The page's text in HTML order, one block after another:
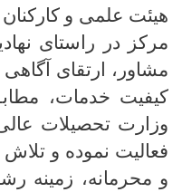
هیئت علمی و
مرکز در راستای
مشاور، ارتقای
کیفیت خدمات،
وزارت تحصیلات
فعالیت نموده و
و محرمانه، زمینه